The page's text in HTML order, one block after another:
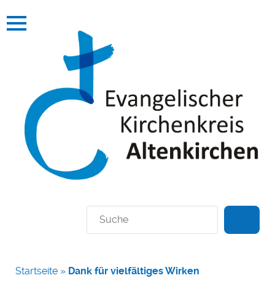
Suchen
Startseite » Dank für vielfältiges Wirken